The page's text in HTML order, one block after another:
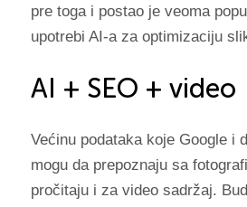
pre toga i postao je veoma
upotrebi AI-a za optimizaciju
AI + SEO + video
Većinu podataka koje Google i
mogu da prepoznaju sa
pročitaju i za video sadržaj.